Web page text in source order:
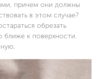
причем они должны
в этом случае?
обрезать
к поверхности.